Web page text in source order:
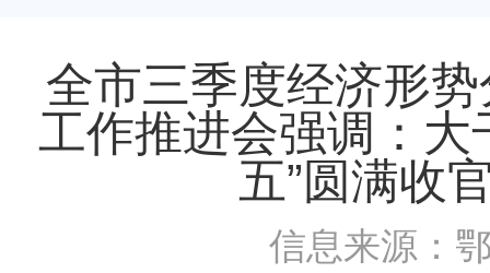
全市三季度经济形
工作推进会强调：
五”圆满收
信息来源：